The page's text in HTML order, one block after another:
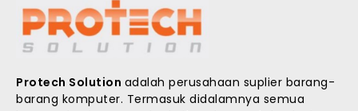
Protech Solution adalah perusahaan suplier barang-
barang komputer. Termasuk didalamnya semua